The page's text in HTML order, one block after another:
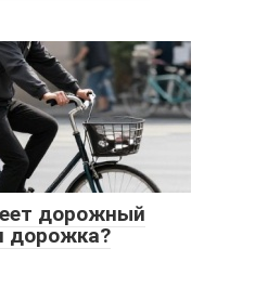
дорожный
дорожка?